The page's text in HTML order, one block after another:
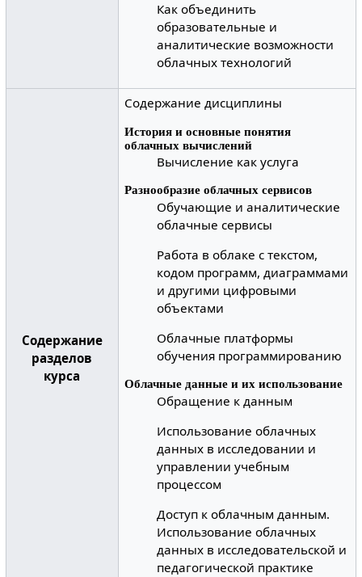
Как объединить
образовательные и
аналитические возможности
облачных технологий
Содержание
разделов
курса
Содержание дисциплины
История и основные понятия
облачных вычислений
Вычисление как услуга
Разнообразие облачных сервисов
Обучающие и аналитические
облачные сервисы
Работа в облаке с текстом,
кодом программ, диаграммами
и другими цифровыми
объектами
Облачные платформы
обучения программированию
Облачные данные и их использование
Обращение к данным
Использование облачных
данных в исследовании и
управлении учебным
процессом
Доступ к облачным данным.
Использование облачных
данных в исследовательской и
педагогической практике